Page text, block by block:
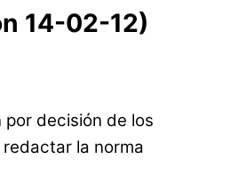
14-02-12)
decisión de los
la norma